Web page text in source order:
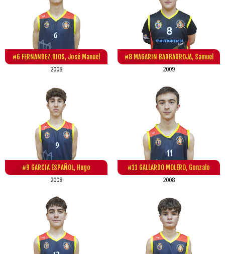
#6 FERNANDEZ RIOS, José Manuel
2008
#8 MAGARIN BARBARROJA, Samuel
2009
#9 GARCIA ESPAÑOL, Hugo
2008
#11 GALLARDO MOLERO, Gonzalo
2008